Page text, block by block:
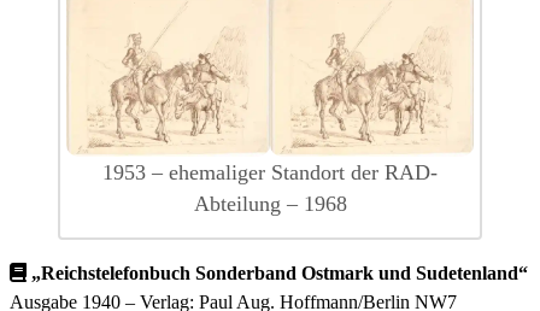
1953 – ehemaliger Standort der RAD-
Abteilung – 1968
„Reichstelefonbuch Sonderband Ostmark und Sudetenland“
Ausgabe 1940 – Verlag: Paul Aug. Hoffmann/Berlin NW7